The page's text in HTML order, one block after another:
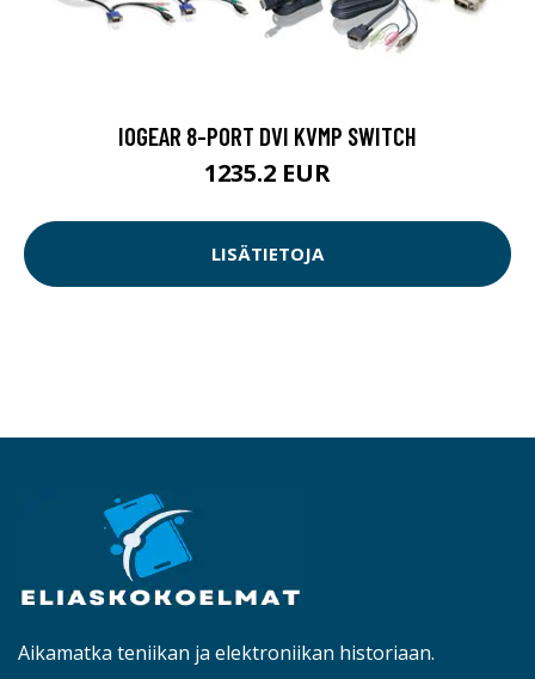
IOGEAR 8-PORT DVI KVMP SWITCH
1235.2 EUR
LISÄTIETOJA
Aikamatka teniikan ja elektroniikan historiaan.